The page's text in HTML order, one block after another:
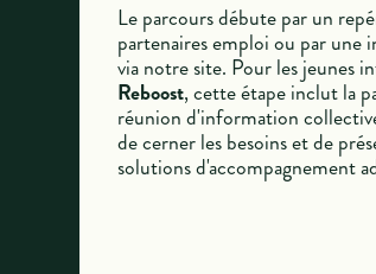
Le parcours débute par un
partenaires emploi ou par une
via notre site. Pour les jeunes
Reboost, cette étape inclut la
réunion d'information
de cerner les besoins et de
solutions d'accompagnement